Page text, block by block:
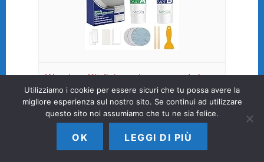
Wansiven Kit di riparazione vasca da bagn
o, doccia ceramica e smalto, per crepe, gra
ffi, fori (100g)
Utilizziamo i cookie per essere sicuri che tu possa avere la
migliore esperienza sul nostro sito. Se continui ad utilizzare
questo sito noi assumiamo che tu ne sia felice.
OK LEGGI DI PIÙ